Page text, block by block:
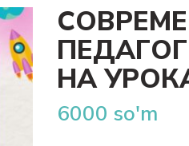
НА
6000 so'm